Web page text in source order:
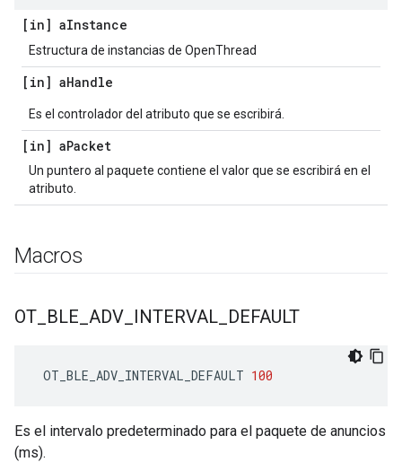
[in] aInstance
Estructura de instancias de OpenThread
[in] aHandle
Es el controlador del atributo que se escribirá.
[in] aPacket
Un puntero al paquete contiene el valor que se escribirá en el
atributo.
Macros
OT BLE ADV INTERVAL DEFAULT
OT_BLE_ADV_INTERVAL_DEFAULT 100
Es el intervalo predeterminado para el paquete de anuncios
(ms).